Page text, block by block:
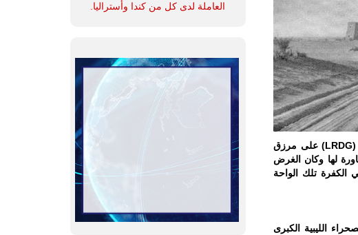
الهجوم الأول كان بالتنسيق مع مجموعة الصحراء البريطانية البعيدة المدى (LRDG) على مرزق
لها وكان الغرض
الكفرة تلك الواحة
الليبية الكبرى
العاملة لدى كل من كندا وأستراليا.